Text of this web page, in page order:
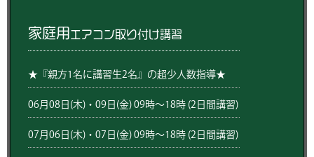
家庭用エアコン取り付け講習
★『親方1名に講習生2名』の超少人数指導★
06月08日(木)・09日(金) 09時〜18時 (2日間講習)
07月06日(木)・07日(金) 09時〜18時 (2日間講習)